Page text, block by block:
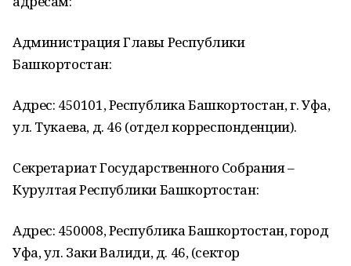
Администрация Главы Республики
Башкортостан:
Адрес: 450101, Республика Башкортостан, г. Уфа,
ул. Тукаева, д. 46 (отдел корреспонденции).
Секретариат Государственного Собрания –
Курултая Республики Башкортостан:
Адрес: 450008, Республика Башкортостан, город
Уфа, ул. Заки Валиди, д. 46, (сектор